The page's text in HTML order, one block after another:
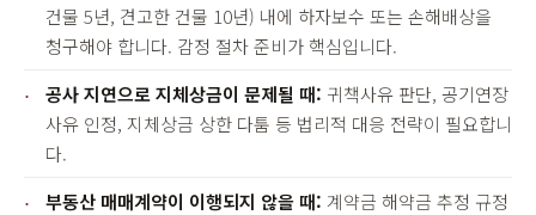
건물 5년, 견고한 건물 10년) 내에 하자보수 또는 손해배상을
청구해야 합니다. 감정 절차 준비가 핵심입니다.
공사 지연으로 지체상금이 문제될 때: 귀책사유 판단, 공기연장
사유 인정, 지체상금 상한 다툼 등 법리적 대응 전략이 필요합니
다.
부동산 매매계약이 이행되지 않을 때: 계약금 해약금 추정 규정